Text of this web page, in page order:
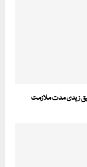
لئیق زیدی مدت ملازمت